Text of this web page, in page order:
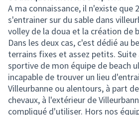
A ma connaissance, il n'existe que
s'entrainer sur du sable dans
volley de la doua et la création de
Dans les deux cas, c'est dédié au
terrains fixes et assez petits.
sportive de mon équipe de beach
incapable de trouver un lieu
Villeurbanne ou alentours, à part
chevaux, à l'extérieur de
compliqué d'utiliser. Hors nos